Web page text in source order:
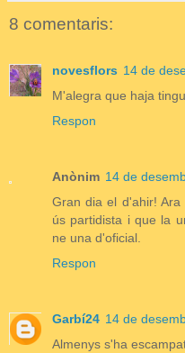
8 comentaris:
novesflors 14 de
M'alegra que haja
Respon
Anònim 14 de
Gran dia el d'ahir!
ús partidista i que la
ne una d'oficial.
Respon
Garbí24 14 de
Almenys s'ha